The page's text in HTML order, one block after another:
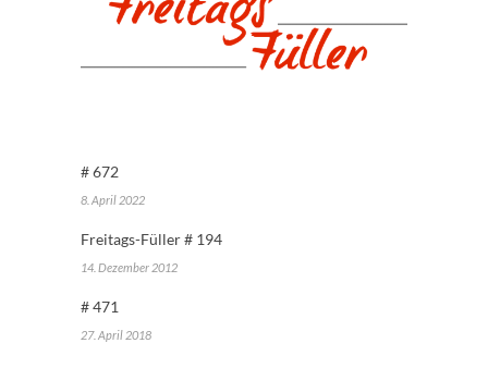
# 672
8. April 2022
Freitags-Füller # 194
14. Dezember 2012
# 471
27. April 2018